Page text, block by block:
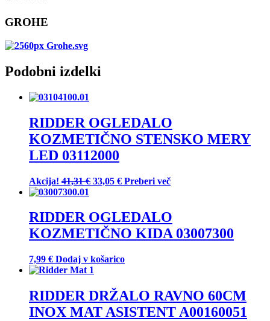
GROHE
Podobni izdelki
RIDDER OGLEDALO
KOZMETIČNO STENSKO MERY
LED 03112000
Akcija! 41,31€ Izvirna
bila:
41,31 €.
33,05 €Trenutna
33,05 €.
Preberi več
RIDDER OGLEDALO
KOZMETIČNO KIDA 03007300
7,99 € Dodaj v košarico
RIDDER DRŽALO RAVNO 60CM
INOX MAT ASISTENT A00160051